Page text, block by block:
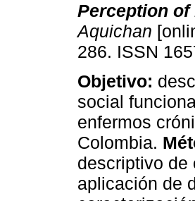
Perception
Aquichan
286. ISSN
Objetivo:
social
enfermos
Colombia.
descriptivo de
aplicación de